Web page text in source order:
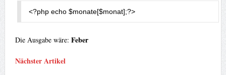
<?php echo $monate[$monat];?>
Die Ausgabe wäre: Feber
Nächster Artikel